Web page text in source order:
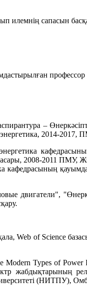
илемнің сапасын
профессор
–
2014-2017,
2008-2011 ПМУ,
двигатели",
Web of Science
Modern Types of
жабдықтарының
(НИТПУ),